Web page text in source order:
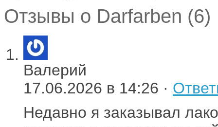
Отзывы о Darfarben (6)
Валерий
17.06.2026 в 14:26 ·
Недавно я заказывал